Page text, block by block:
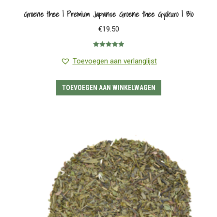
Groene thee | Premium Japanse Groene thee Gyokuro | Bio
€19.50
5.00 uit 5
Toevoegen aan verlanglijst
TOEVOEGEN AAN WINKELWAGEN